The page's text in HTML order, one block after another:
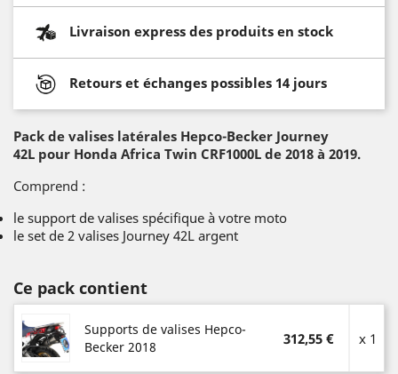
Livraison express des produits en stock
Retours et échanges possibles 14 jours
Pack de valises latérales Hepco-Becker Journey
42L pour Honda Africa Twin CRF1000L de 2018 à 2019.
Comprend :
le support de valises spécifique à votre moto
le set de 2 valises Journey 42L argent
Ce pack contient
Supports de valises Hepco-
Becker 2018
312,55 € x 1